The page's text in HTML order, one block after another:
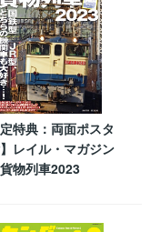
定特典：両面ポスタ
レイル・マガジン
物列車2023